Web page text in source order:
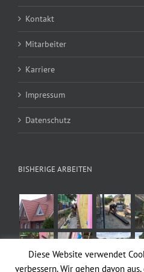
Kontakt
Mitarbeiter
Karriere
Impressum
Datenschutz
BISHERIGE ARBEITEN
Diese Website verwendet
verbessern. Wir gehen davon